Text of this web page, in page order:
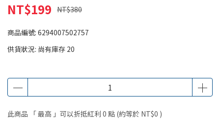
NT$199 NT$380
商品編號: 6294007502757
供貨狀況: 尚有庫存 20
此商品 「 最高 」可以折抵紅利 0 點 (約等於 NT$0 )